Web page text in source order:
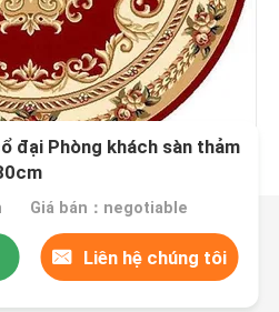
đại Phòng khách sàn thảm
Giá bán：negotiable
Liên hệ chúng tôi